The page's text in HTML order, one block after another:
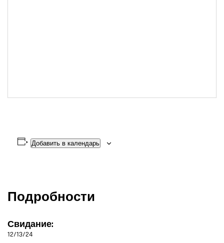
Добавить в календарь
Подробности
Свидание:
12/13/24